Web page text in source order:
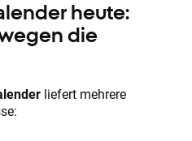
heute:
die
liefert mehrere